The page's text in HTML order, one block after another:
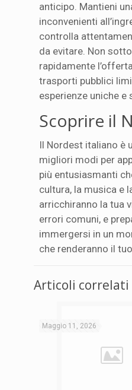
anticipo. Mantieni
inconvenienti
controlla
da evitare. Non
rapidamente
trasporti pubblici
esperienze uniche e
Scoprire il
Il Nordest italiano è
migliori modi per
più entusiasmanti
cultura, la musica e
arricchiranno la tua
errori comuni, e
immergersi in un
che renderanno il
Articoli correlati
Maggio 11, 2026